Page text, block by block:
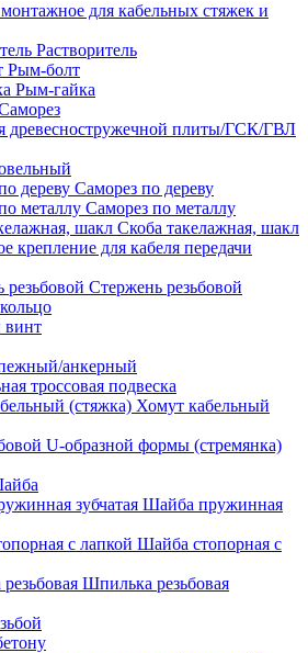
для кабельных стяжек и
Растворитель
Рым-болт
Рым-гайка
древесностружечной плиты/ГСК/ГВЛ
Саморез по дереву
Саморез по металлу
Скоба такелажная, шакл
крепление для кабеля передачи
Стержень резьбовой
винт
анкерный
троссовая подвеска
Хомут кабельный
U-образной формы (стремянка)
Шайба пружинная
Шайба стопорная с
Шпилька резьбовая